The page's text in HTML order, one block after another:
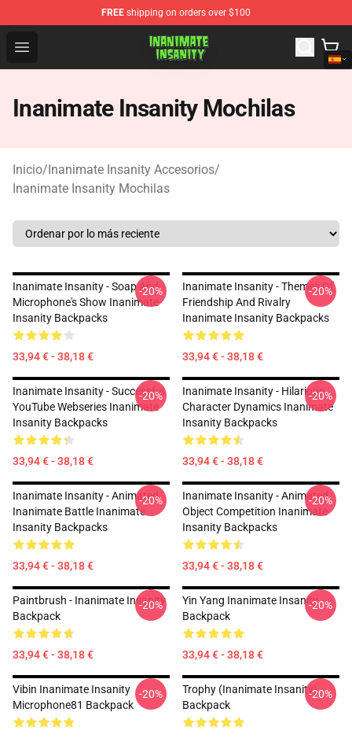
FREE shipping on orders over $100
Open menu
Inanimate Insanity Store - Official Inanimate Insanity
Inanimate Insanity Mochilas
Inicio/Inanimate Insanity Accesorios/
Inanimate Insanity Mochilas
Inanimate Insanity - Soap And
Microphone's Show Inanimate
Insanity Backpacks
33,94 € - 38,18 €
-20%
Inanimate Insanity - Themes Of
Friendship And Rivalry
Inanimate Insanity Backpacks
33,94 € - 38,18 €
-20%
Inanimate Insanity - Successful
YouTube Webseries Inanimate
Insanity Backpacks
33,94 € - 38,18 €
-20%
Inanimate Insanity - Hilarious
Character Dynamics Inanimate
Insanity Backpacks
33,94 € - 38,18 €
-20%
Inanimate Insanity - Animated
Inanimate Battle Inanimate
Insanity Backpacks
33,94 € - 38,18 €
-20%
Inanimate Insanity - Animated
Object Competition Inanimate
Insanity Backpacks
33,94 € - 38,18 €
-20%
Paintbrush - Inanimate Insanity
Backpack
33,94 € - 38,18 €
-20%
Yin Yang Inanimate Insanity
Backpack
33,94 € - 38,18 €
-20%
Vibin Inanimate Insanity
Microphone81 Backpack
-20%
Trophy (Inanimate Insanity)
Backpack
-20%